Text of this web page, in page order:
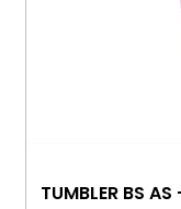
TUMBLER BS